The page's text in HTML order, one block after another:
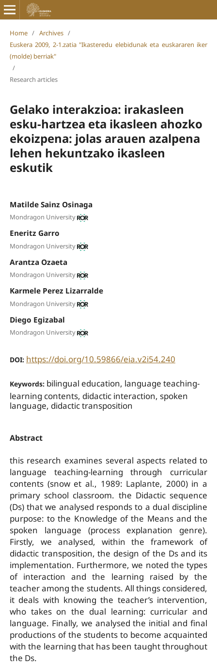
Home / Archives /
Euskera 2009, 2-1.zatia "Ikasteredu elebidunak eta euskararen iker
(molde) berriak"
/
Research articles
Gelako interakzioa: irakasleen
esku-hartzea eta ikasleen ahozko
ekoizpena: jolas arauen azalpena
lehen hekuntzako ikasleen
eskutik
Matilde Sainz Osinaga
Mondragon University
Eneritz Garro
Mondragon University
Arantza Ozaeta
Mondragon University
Karmele Perez Lizarralde
Mondragon University
Diego Egizabal
Mondragon University
DOI: https://doi.org/10.59866/eia.v2i54.240
Keywords: bilingual education, language teaching-
learning contents, didactic interaction, spoken
language, didactic transposition
Abstract
this research examines several aspects related to
language teaching-learning through curricular
contents (snow et al., 1989: Laplante, 2000) in a
primary school classroom. the Didactic sequence
(Ds) that we analysed responds to a dual discipline
purpose: to the Knowledge of the Means and the
spoken language (process explanation genre).
Firstly, we analysed, within the framework of
didactic transposition, the design of the Ds and its
implementation. Furthermore, we noted the types
of interaction and the learning raised by the
teacher among the students. All things considered,
it deals with knowing the teacher’s intervention,
who takes on the dual learning: curricular and
language. Finally, we analysed the initial and final
productions of the students to become acquainted
with the learning that has been taught throughout
the Ds.